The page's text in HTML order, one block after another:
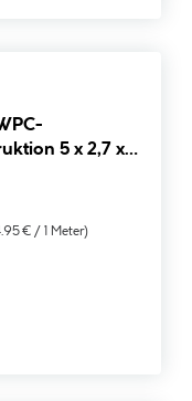
5 x 2,7 x
€ / 1 Meter)